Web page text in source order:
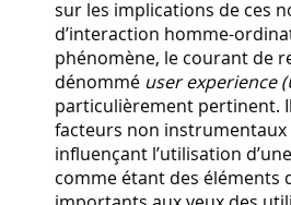
sur les implications de ces
d’interaction homme-
phénomène, le courant de
dénommé user experience
particulièrement pertinent.
facteurs non
influençant l’utilisation
comme étant des éléments